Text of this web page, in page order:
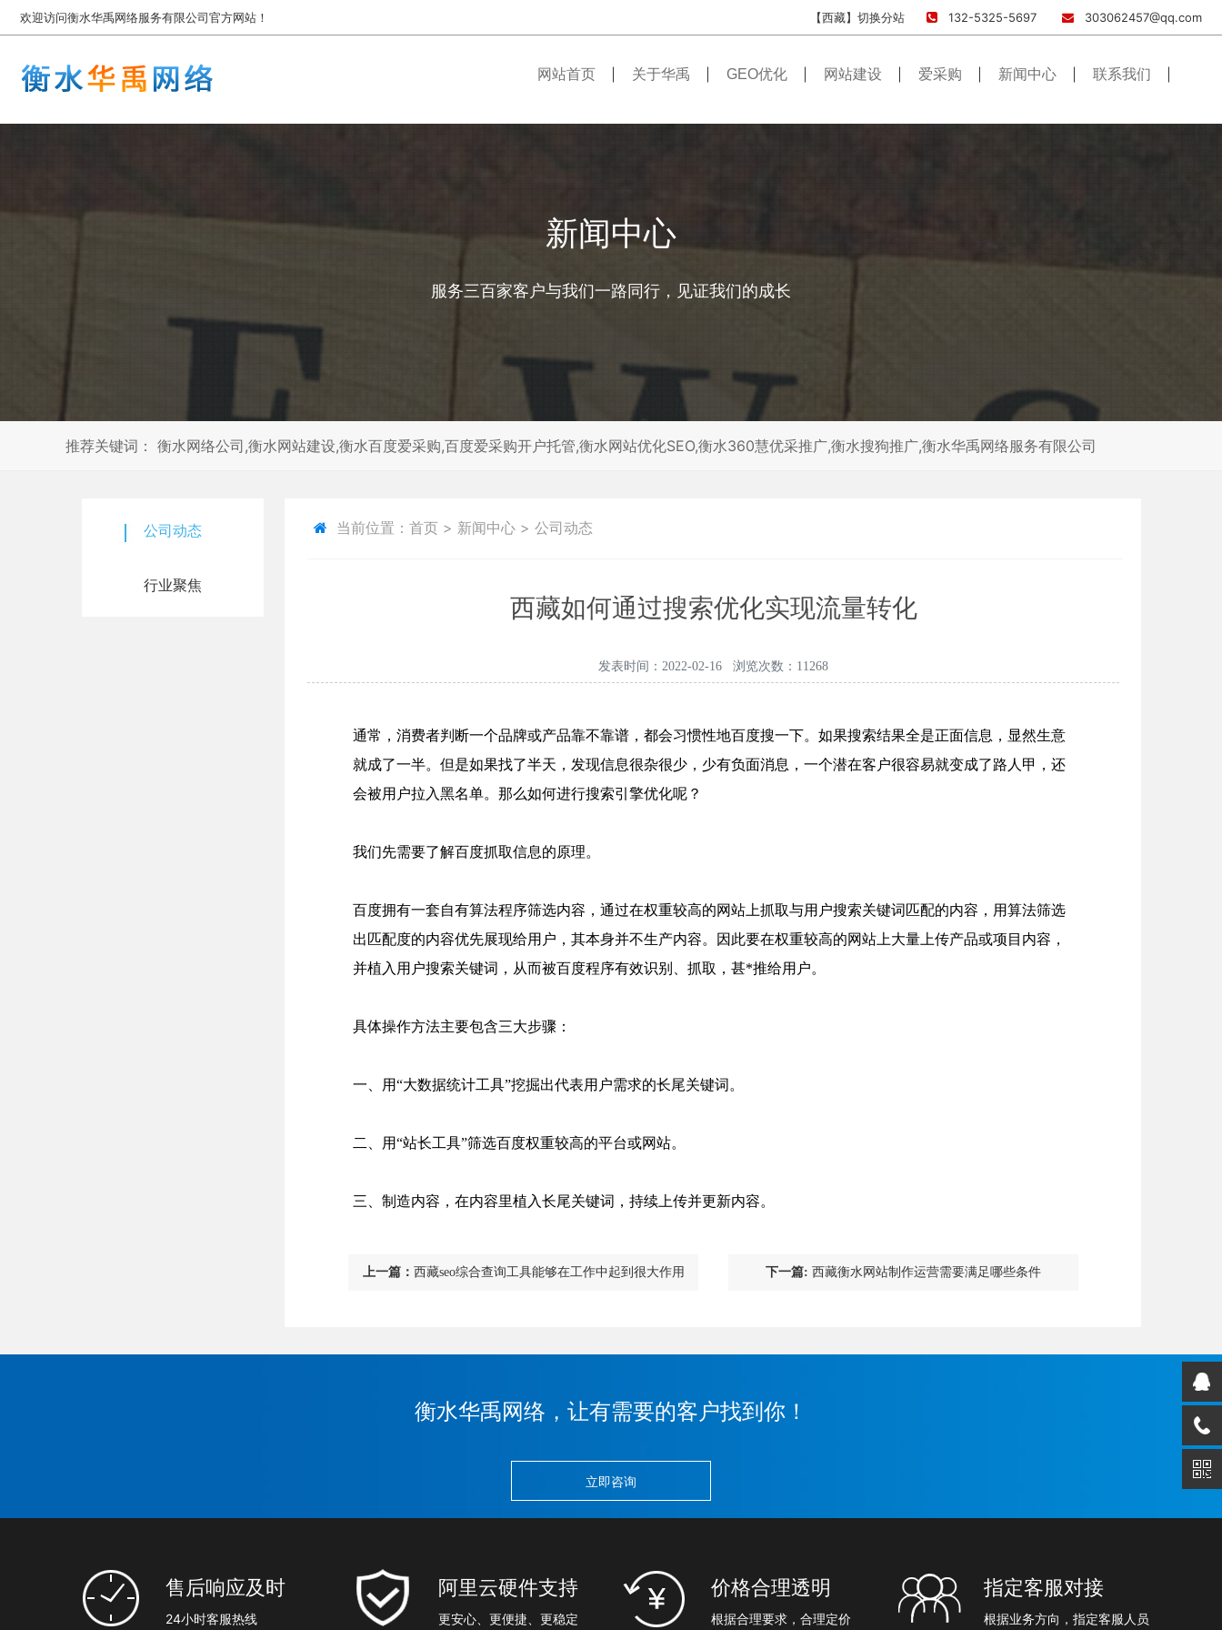
欢迎访问衡水华禹网络服务有限公司官方网站！ 【西藏】 切换分站 132-5325-5697 303062457@qq.com
网站首页 关于华禹 GEO优化 网站建设 爱采购 新闻中心 联系我们
新闻中心
服务三百家客户与我们一路同行，见证我们的成长
推荐关键词： 衡水网络公司,衡水网站建设,衡水百度爱采购,百度爱采购开户托管,衡水网站优化SEO,衡水360慧优采推广,衡水搜狗推广,衡水华禹网络服务有限公司
公司动态
行业聚焦
当前位置： 首页> 新闻中心> 公司动态
西藏如何通过搜索优化实现流量转化
发表时间：2022-02-16 浏览次数：11268
通常，消费者判断一个品牌或产品靠不靠谱，都会习惯性地百度搜一下。如果搜索结果全是正面信息，显然生意
就成了一半。但是如果找了半天，发现信息很杂很少，少有负面消息，一个潜在客户很容易就变成了路人甲，还
会被用户拉入黑名单。那么如何进行搜索引擎优化呢？
我们先需要了解百度抓取信息的原理。
百度拥有一套自有算法程序筛选内容，通过在权重较高的网站上抓取与用户搜索关键词匹配的内容，用算法筛选
出匹配度的内容优先展现给用户，其本身并不生产内容。因此要在权重较高的网站上大量上传产品或项目内容，
并植入用户搜索关键词，从而被百度程序有效识别、抓取，甚*推给用户。
具体操作方法主要包含三大步骤：
一、用“大数据统计工具”挖掘出代表用户需求的长尾关键词。
二、用“站长工具”筛选百度权重较高的平台或网站。
三、制造内容，在内容里植入长尾关键词，持续上传并更新内容。
上一篇： 西藏seo综合查询工具能够在工作中起到很大作用 下一篇: 西藏衡水网站制作运营需要满足哪些条件
衡水华禹网络，让有需要的客户找到你！
立即咨询
售后响应及时
24小时客服热线
阿里云硬件支持
更安心、更便捷、更稳定
价格合理透明
根据合理要求，合理定价
指定客服对接
根据业务方向，指定客服人员